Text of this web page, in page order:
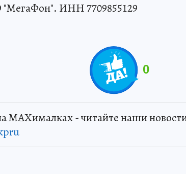
ИНН 7709855129
0
MAXималках - читайте наши